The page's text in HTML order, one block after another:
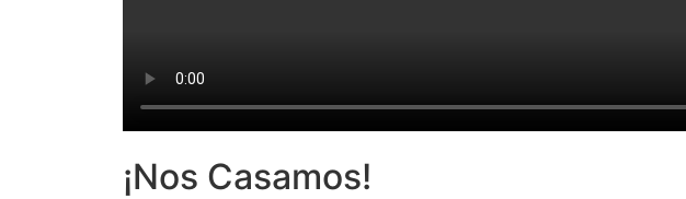
¡Nos Casamos!